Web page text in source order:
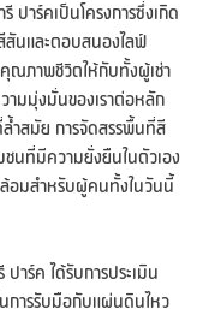
ปาร์คเป็นโครงการซึ่งเกิด
สันและตอบสนองไลฟ์
ณภาพชีวิตให้กับทั้งผู้เช่า
ามมุ่งมั่นของเราต่อหลัก
ำสมัย การจัดสรรพื้นที่สี
มชนที่มีความยั่งยืนในตัวเอง
ล้อมสำหรับผู้คนทั้งในวันนี้
าร์ค ได้รับการประเมิน
การรับมือกับแผ่นดินไหว